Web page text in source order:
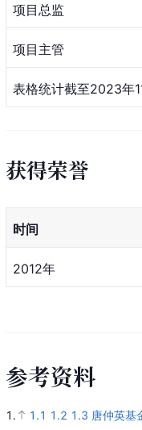
项目总监
项目主管
表格统计截至2023年
获得荣誉
时间
2012年
参考资料
1. 1.1 1.2 1.3 唐仲英基